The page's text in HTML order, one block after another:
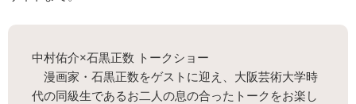
中村佑介×石黒正数 トークショー
漫画家・石黒正数をゲストに迎え、大阪芸術大学時
代の同級生であるお二人の息の合ったトークをお楽し